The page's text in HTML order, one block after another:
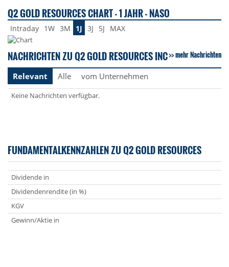
Q2 GOLD RESOURCES CHART - 1 JAHR - NASO
Intraday 1W 3M 1J 3J 5J MAX
NACHRICHTEN ZU Q2 GOLD RESOURCES INC mehr Nachrichten
Relevant Alle vom Unternehmen
Keine Nachrichten verfügbar.
FUNDAMENTALKENNZAHLEN ZU Q2 GOLD RESOURCES
Dividende in
Dividendenrendite (in %)
KGV
Gewinn/Aktie in